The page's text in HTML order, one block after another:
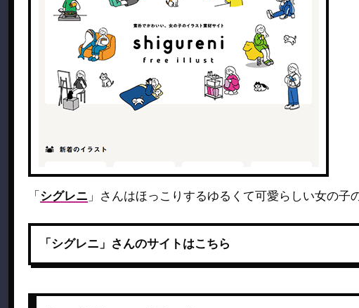
「 シグレニ 」さんはほっこりするゆるくて可愛らしい女の子
「シグレニ」さんのサイトはこちら